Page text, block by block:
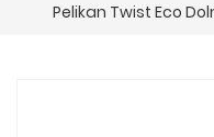
Pelikan Twist Eco